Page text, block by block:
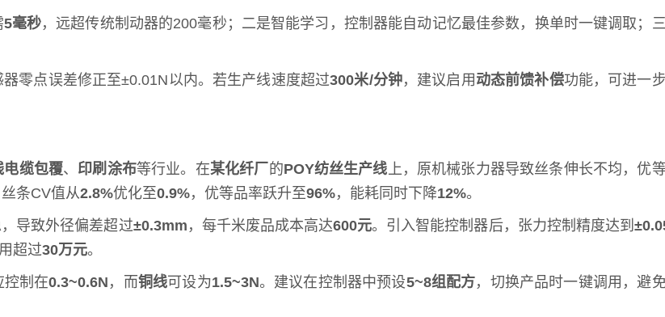
5毫秒，远超传统制动器的200毫秒；二是智能学习，控制器能自动记忆最佳参数，换单时一键调取；
零点误差修正至±0.01N以内。若生产线速度超过300米/分钟，建议启用 动态前馈补偿功能，可进一
电缆包覆、 印刷涂布等行业。在某化纤厂 的POY纺丝生产线上，原机械张力器导致丝条伸长不均，优
丝条CV值从2.8%优化至0.9%，优等品率跃升至96%，能耗同时下降12%。
导致外径偏差超过±0.3mm ，每千米废品成本高达600元。引入智能控制器后，张力控制精度达到
超过30万元。
控制在0.3~0.6N ，而铜线可设为1.5~3N。建议在控制器中预设5~8组配方，切换产品时一键调用，避